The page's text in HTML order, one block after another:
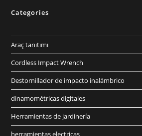
Categories
Araç tanıtımı
Cordless Impact Wrench
Destornillador de impacto inalámbrico
dinamométricas digitales
Herramientas de jardinería
herramientas electricas